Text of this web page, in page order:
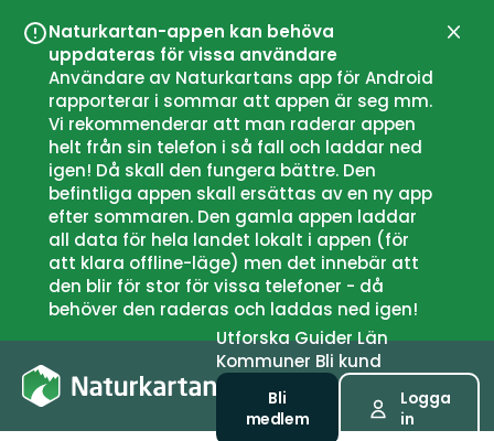
Naturkartan-appen kan behöva
uppdateras för vissa användare
Användare av Naturkartans app för Android
rapporterar i sommar att appen är seg mm.
Vi rekommenderar att man raderar appen
helt från sin telefon i så fall och laddar ned
igen! Då skall den fungera bättre. Den
befintliga appen skall ersättas av en ny app
efter sommaren. Den gamla appen laddar
all data för hela landet lokalt i appen (för
att klara offline-läge) men det innebär att
den blir för stor för vissa telefoner - då
behöver den raderas och laddas ned igen!
UtforskaGuiderLän
Kommuner Bli kund
Bli
medlem
Logga
in